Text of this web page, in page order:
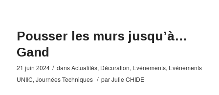
Pousser les murs jusqu’à…
Gand
21 juin 2024 / dansActualités, Décoration, Evénements, Evénements
UNIIC, Journées Techniques / parJulie CHIDE